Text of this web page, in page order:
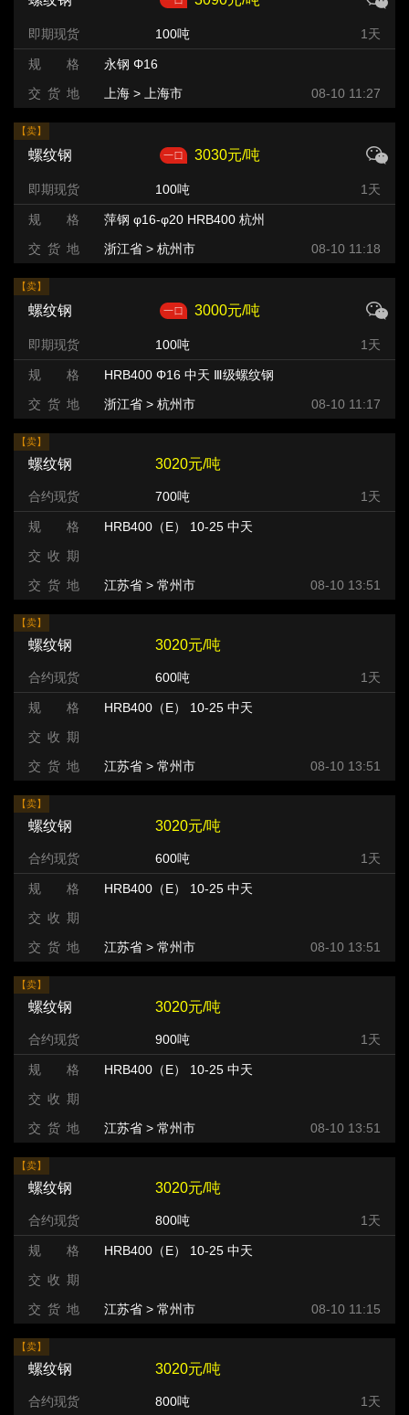
即期现货 100吨 1天
规 格
永钢 Φ16
交 货 地
上海 > 上海市 08-10 11:27
【卖】
螺纹钢 3030元/吨
即期现货 100吨 1天
规 格
萍钢 φ16-φ20 HRB400 杭州
交 货 地
浙江省 > 杭州市 08-10 11:18
【卖】
螺纹钢 3000元/吨
即期现货 100吨 1天
规 格
HRB400 Φ16 中天 Ⅲ级螺纹钢
交 货 地
浙江省 > 杭州市 08-10 11:17
【卖】
螺纹钢 3020元/吨
合约现货 700吨 1天
规 格
HRB400（E） 10-25 中天
交 收 期
交 货 地
江苏省 > 常州市 > 08-10 13:51
【卖】
螺纹钢 3020元/吨
合约现货 600吨 1天
规 格
HRB400（E） 10-25 中天
交 收 期
交 货 地
江苏省 > 常州市 > 08-10 13:51
【卖】
螺纹钢 3020元/吨
合约现货 600吨 1天
规 格
HRB400（E） 10-25 中天
交 收 期
交 货 地
江苏省 > 常州市 > 08-10 13:51
【卖】
螺纹钢 3020元/吨
合约现货 900吨 1天
规 格
HRB400（E） 10-25 中天
交 收 期
交 货 地
江苏省 > 常州市 > 08-10 13:51
【卖】
螺纹钢 3020元/吨
合约现货 800吨 1天
规 格
HRB400（E） 10-25 中天
交 收 期
交 货 地
江苏省 > 常州市 > 08-10 11:15
【卖】
螺纹钢 3020元/吨
合约现货 800吨 1天